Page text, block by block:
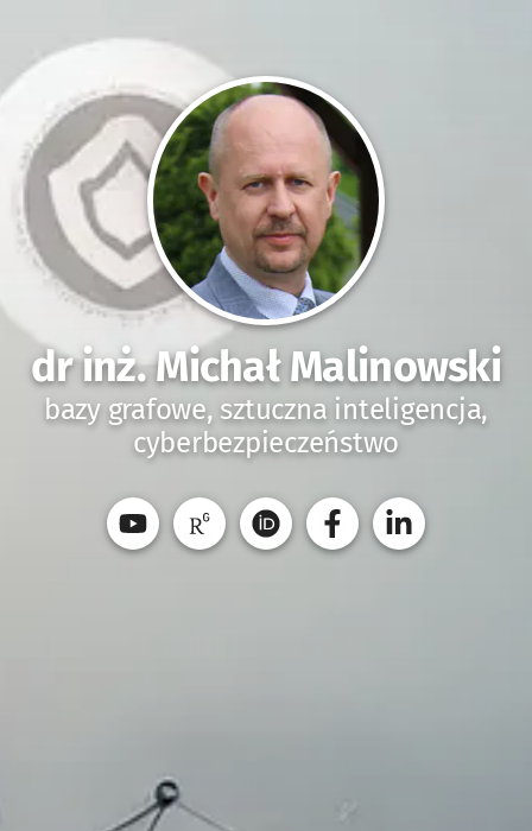
dr inż. Michał Malinowski
bazy grafowe, sztuczna inteligencja,
cyberbezpieczeństwo